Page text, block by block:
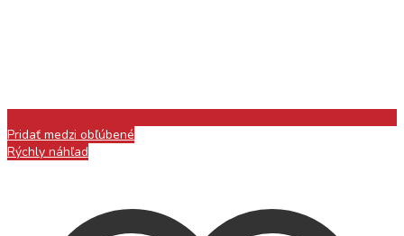
Pridať medzi obľúbené
Rýchly náhľad